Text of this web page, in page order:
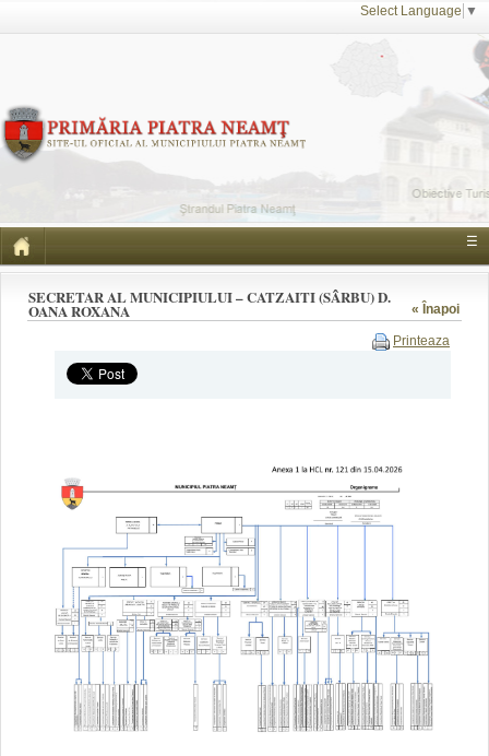
Select Language ▼
☰
« Înapoi
SECRETAR AL MUNICIPIULUI – CATZAITI (SÂRBU) D.
OANA ROXANA
Printeaza